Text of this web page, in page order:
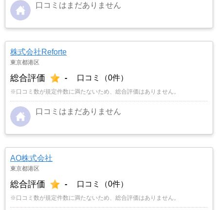
口コミはまだありません
株式会社Reforte
東京都港区
総合評価 - 口コミ（0件）
※口コミ数が規定件数に満たないため、総合評価はありません。
口コミはまだありません
AO株式会社
東京都港区
総合評価 - 口コミ（0件）
※口コミ数が規定件数に満たないため、総合評価はありません。